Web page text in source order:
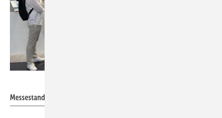
Messestand von Node Energy